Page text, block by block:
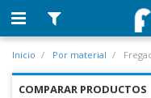
Inicio Por material
COMPARAR PRODUCTOS